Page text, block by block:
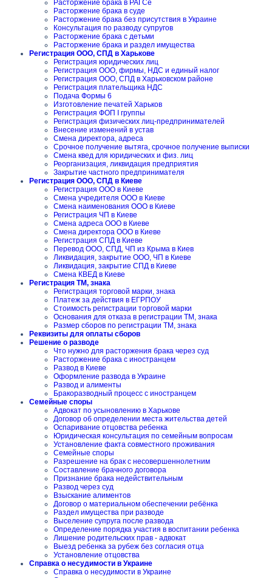
Расторжение брака в РАГСе
Расторжение брака в суде
Расторжение брака без присутствия в Украине
Консультация по разводу супругов
Расторжение брака с детьми
Расторжение брака и раздел имущества
Регистрация ООО, СПД в Харькове
Регистрация юридических лиц
Регистрация ООО, фирмы, НДС и единый налог
Регистрация ООО, СПД в Харьковском районе
Регистрация плательщика НДС
Подача Формы 6
Изготовление печатей Харьков
Регистрация ФОП I группы
Регистрация физических лиц-предпринимателей
Внесение изменений в устав
Смена директора, адреса
Срочное получение вытяга, срочное получение выписки
Смена квед для юридических и физ. лиц
Реорганизация, ликвидация предприятия
Закрытие частного предпринимателя
Регистрация ООО, СПД в Киеве
Регистрация ООО в Киеве
Смена учредителя ООО в Киеве
Смена наименования ООО в Киеве
Регистрация ЧП в Киеве
Смена адреса ООО в Киеве
Смена директора ООО в Киеве
Регистрация СПД в Киеве
Перевод ООО, СПД, ЧП из Крыма в Киев
Ликвидация, закрытие ООО, ЧП в Киеве
Ликвидация, закрытие СПД в Киеве
Смена КВЕД в Киеве
Регистрация ТМ, знака
Регистрация торговой марки, знака
Платеж за действия в ЕГРПОУ
Стоимость регистрации торговой марки
Основания для отказа в регистрации ТМ, знака
Размер сборов по регистрации ТМ, знака
Реквизиты для оплаты сборов
Решение о разводе
Что нужно для расторжения брака через суд
Расторжение брака с иностранцем
Развод в Киеве
Оформление развода в Украине
Развод и алименты
Бракоразводный процесс с иностранцем
Семейные споры
Адвокат по усыновлению в Харькове
Договор об определении места жительства детей
Оспаривание отцовства ребенка
Юридическая консультация по семейным вопросам
Установление факта совместного проживания
Семейные споры
Разрешение на брак с несовершеннолетним
Составление брачного договора
Признание брака недействительным
Развод через суд
Взыскание алиментов
Договор о материальном обеспечении ребёнка
Раздел имущества при разводе
Выселение супруга после развода
Определение порядка участия в воспитании ребенка
Лишение родительских прав - адвокат
Выезд ребенка за рубеж без согласия отца
Установление отцовства
Справка о несудимости в Украине
Справка о несудимости в Украине